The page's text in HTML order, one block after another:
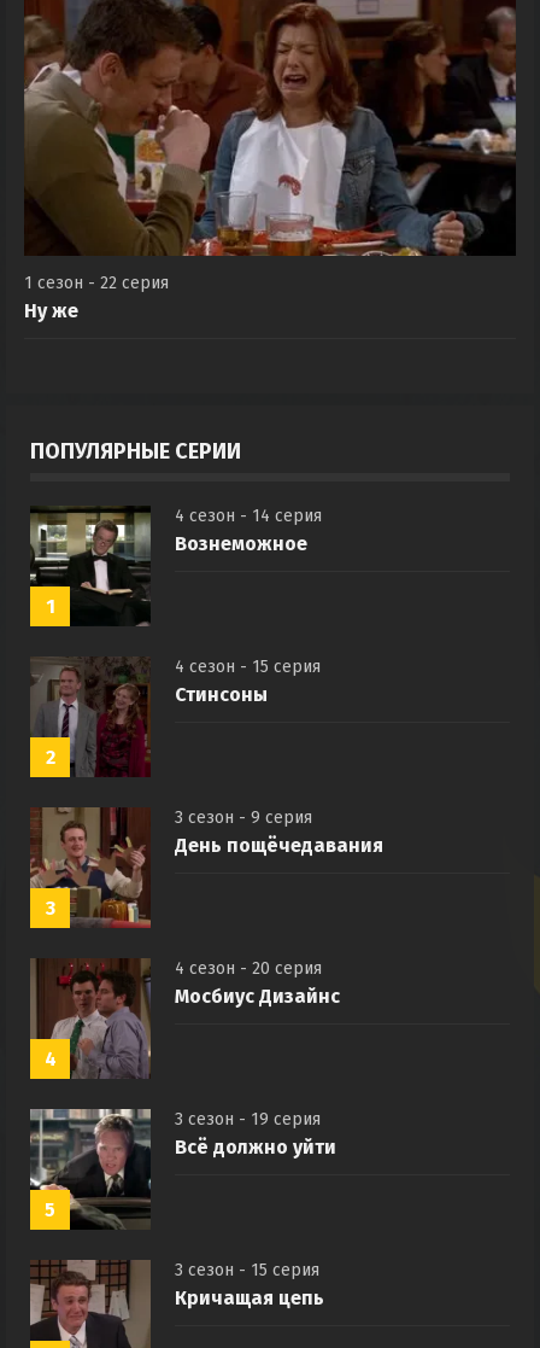
1 сезон - 22 серия
Ну же
ПОПУЛЯРНЫЕ СЕРИИ
1
4 сезон - 14 серия
Вознеможное
2
4 сезон - 15 серия
Стинсоны
3
3 сезон - 9 серия
День пощёчедавания
4
4 сезон - 20 серия
Мосбиус Дизайнс
5
3 сезон - 19 серия
Всё должно уйти
3 сезон - 15 серия
Кричащая цепь